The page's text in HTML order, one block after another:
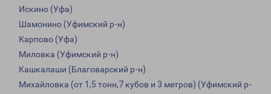
Искино (Уфа)
Шамонино (Уфимский р-н)
Карпово (Уфа)
Миловка (Уфимский р-н)
Кашкалаши (Благоварский р-н)
Михайловка (от 1,5 тонн,7 кубов и 3 метров) (Уфимский р-